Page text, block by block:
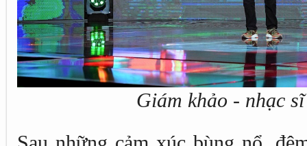
Giám khảo - nhạc